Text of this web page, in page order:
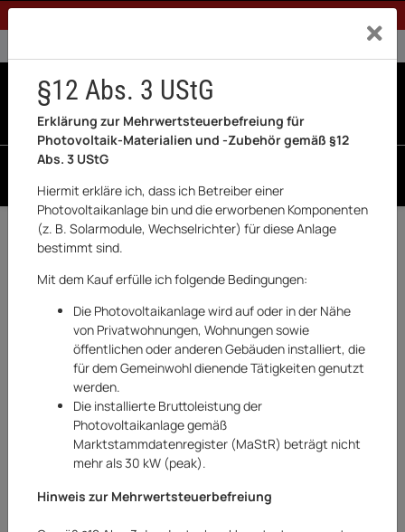
1% Rabatt bei Banküberweisung (Privatkunden)Exklusiv
Zurück Sungrow
§12 Abs. 3 UStG
Erklärung zur Mehrwertsteuerbefreiung für
Photovoltaik-Materialien und -Zubehör gemäß §12
Abs. 3 UStG
Hiermit erkläre ich, dass ich Betreiber einer
Photovoltaikanlage bin und die erworbenen Komponenten
(z. B. Solarmodule, Wechselrichter) für diese Anlage
bestimmt sind.
Mit dem Kauf erfülle ich folgende Bedingungen:
Die Photovoltaikanlage wird auf oder in der Nähe
von Privatwohnungen, Wohnungen sowie
öffentlichen oder anderen Gebäuden installiert, die
für dem Gemeinwohl dienende Tätigkeiten genutzt
werden.
Die installierte Bruttoleistung der
Photovoltaikanlage gemäß
Marktstammdatenregister (MaStR) beträgt nicht
mehr als 30 kW (peak).
Hinweis zur Mehrwertsteuerbefreiung